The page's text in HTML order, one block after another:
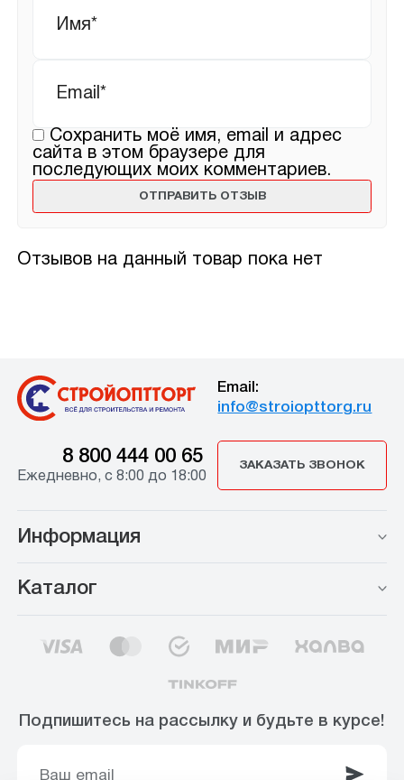
Отзывов на данный товар пока нет
Сохранить моё имя, email и адрес
сайта в этом браузере для
последующих моих комментариев.
Email:
info@stroiopttorg.ru
8 800 444 00 65
Ежедневно, с 8:00 до 18:00
ЗАКАЗАТЬ ЗВОНОК
Информация
Каталог
Подпишитесь на рассылку и будьте в курсе!